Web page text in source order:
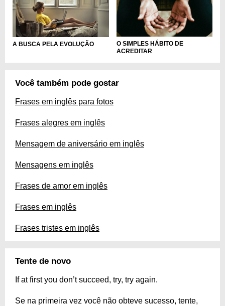
A BUSCA PELA EVOLUÇÃO
O SIMPLES HÁBITO DE
ACREDITAR
Você também pode gostar
Frases em inglês para fotos
Frases alegres em inglês
Mensagem de aniversário em inglês
Mensagens em inglês
Frases de amor em inglês
Frases em inglês
Frases tristes em inglês
Tente de novo
If at first you don’t succeed, try, try again.
Se na primeira vez você não obteve sucesso, tente,